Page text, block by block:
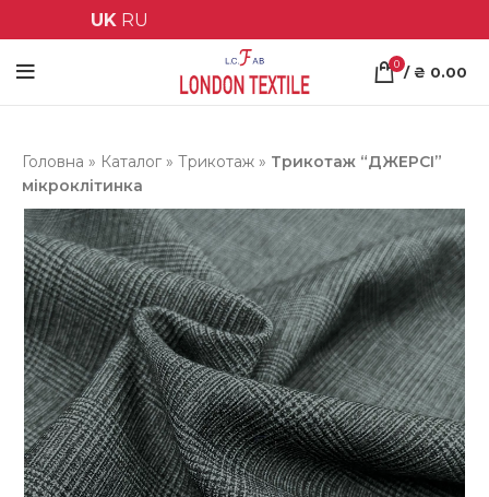
UK RU
0 / ₴ 0.00
Головна » Каталог »Трикотаж » Трикотаж “ДЖЕРСІ”
мікроклітинка